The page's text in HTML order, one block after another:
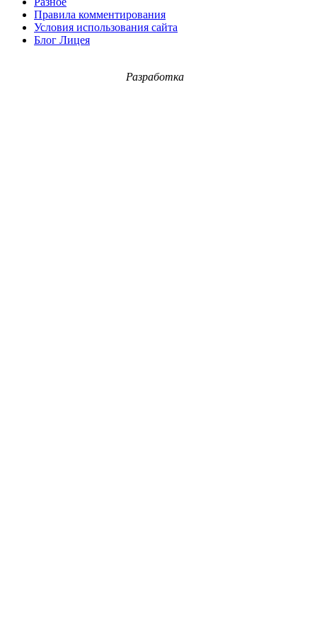
Правила комментирования
Условия использования сайта
Блог Лицея
Разработка